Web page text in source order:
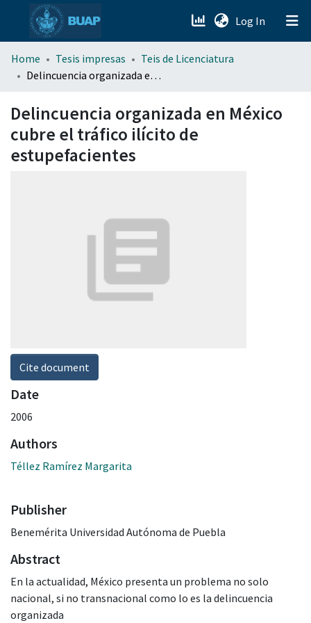
Log In (current)
menu.section.about_menu
Home Tesis impresas
Teis de Licenciatura
Delincuencia organizada en México cubre el tráfico ilícito de estupefacientes
Delincuencia organizada en México
cubre el tráfico ilícito de
estupefacientes
Cite document
Date
2006
Authors
Téllez Ramírez Margarita
Publisher
Benemérita Universidad Autónoma de Puebla
Abstract
En la actualidad, México presenta un problema no solo
nacional, si no transnacional como lo es la delincuencia
organizada